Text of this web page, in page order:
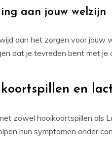
aan jouw welzijn
aan het zorgen voor jouw
dat je tevreden bent met je
en
zowel hooikoortspillen als
hun symptomen onder